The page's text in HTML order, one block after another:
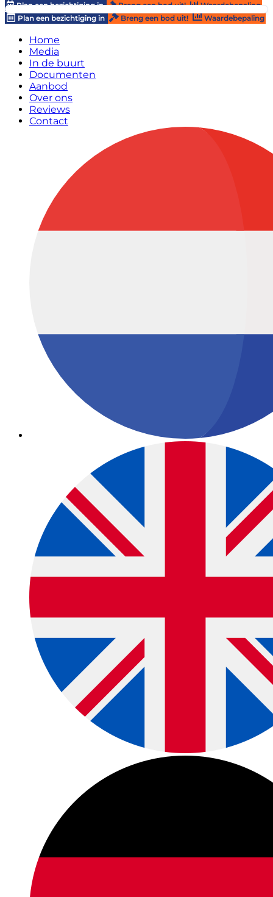
Plan een bezichtiging in Breng een bod uit!
Waardebepaling
Plan een bezichtiging in
Breng een bod uit! Waardebepaling
Home
Media
In de buurt
Documenten
Aanbod
Over ons
Reviews
Contact